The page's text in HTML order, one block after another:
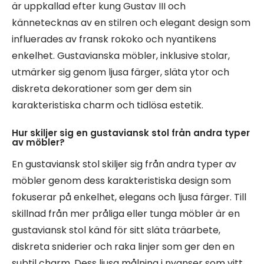
är uppkallad efter kung Gustav III och
kännetecknas av en stilren och elegant design som
influerades av fransk rokoko och nyantikens
enkelhet. Gustavianska möbler, inklusive stolar,
utmärker sig genom ljusa färger, släta ytor och
diskreta dekorationer som ger dem sin
karakteristiska charm och tidlösa estetik.
Hur skiljer sig en gustaviansk stol från andra typer
av möbler?
En gustaviansk stol skiljer sig från andra typer av
möbler genom dess karakteristiska design som
fokuserar på enkelhet, elegans och ljusa färger. Till
skillnad från mer pråliga eller tunga möbler är en
gustaviansk stol känd för sitt släta träarbete,
diskreta sniderier och raka linjer som ger den en